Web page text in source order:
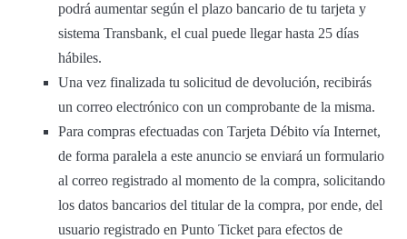
podrá aumentar según el plazo bancario de tu tarjeta y
sistema Transbank, el cual puede llegar hasta 25 días
hábiles.
Una vez finalizada tu solicitud de devolución, recibirás
un correo electrónico con un comprobante de la misma.
Para compras efectuadas con Tarjeta Débito vía Internet,
de forma paralela a este anuncio se enviará un formulario
al correo registrado al momento de la compra, solicitando
los datos bancarios del titular de la compra, por ende, del
usuario registrado en Punto Ticket para efectos de